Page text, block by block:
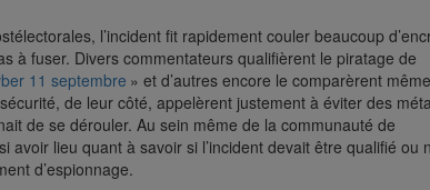
l’incident fit rapidement couler beaucoup
à fuser. Divers commentateurs qualifièrent le piratage de
11 septembre » et d’autres encore le comparèrent
de leur côté, appelèrent justement à éviter des
de se dérouler. Au sein même de la communauté de
avoir lieu quant à savoir si l’incident devait être qualifié ou
d’espionnage.